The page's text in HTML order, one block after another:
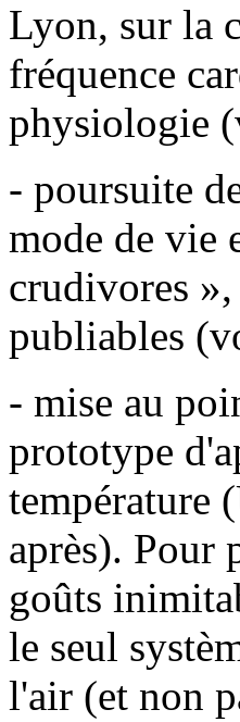
Lyon, sur la
fréquence
physiologie
- poursuite
mode de vie
crudivores
publiables
- mise au
prototype
température
après). Pour
goûts
le seul
l'air (et non